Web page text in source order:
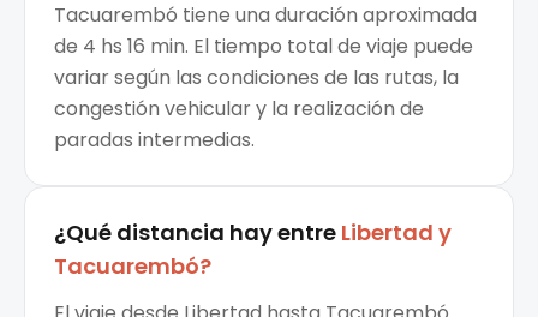
Tacuarembó tiene una duración aproximada
de 4 hs 16 min. El tiempo total de viaje puede
variar según las condiciones de las rutas, la
congestión vehicular y la realización de
paradas intermedias.
¿Qué distancia hay entre Libertad y
Tacuarembó?